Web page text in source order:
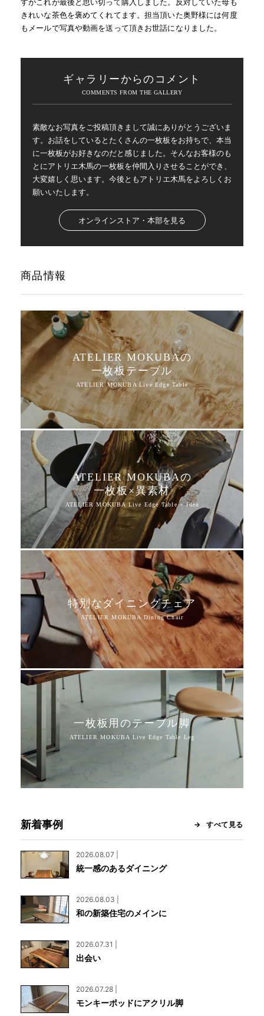
きれいな茶色を褒めてくれてます。担当頂いた奥野様には何度
もメールで写真や動画を送って頂きお世話になりました。
ギャラリーからのコメント
素敵なお写真をご投稿頂きまして誠にありがとうございま
す。お話をしているとたくさんの一枚板をお持ちで、本当
に一枚板がお好きなのだと感じました。そんなお客様のも
とにアトリエ木馬の一枚板を仲間入りさせることができ、
大変嬉しく思います。今後ともアトリエ木馬をよろしくお
願いいたします。
オンラインストア・本部を見る
商品情報
ATELIER MOKUBAの
一枚板テーブル
ATELIER MOKUBAの
一枚板×異素材
特別なダイニングチェア
一枚板用のテーブル脚
新着事例 すべて見る
2026.08.07 |
統一感のあるダイニング
2026.08.03 |
和の新築住宅のメインに
2026.07.31 |
出会い
2026.07.28 |
モンキーポッドにアクリル脚